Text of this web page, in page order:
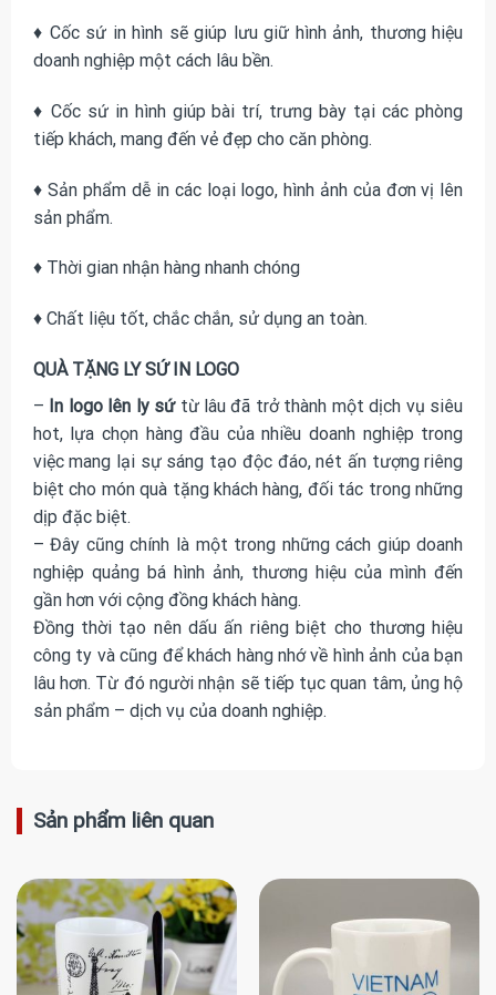
♦ Cốc sứ in hình sẽ giúp lưu giữ hình ảnh, thương hiệu
doanh nghiệp một cách lâu bền.
♦ Cốc sứ in hình giúp bài trí, trưng bày tại các phòng
tiếp khách, mang đến vẻ đẹp cho căn phòng.
♦ Sản phẩm dễ in các loại logo, hình ảnh của đơn vị lên
sản phẩm.
♦ Thời gian nhận hàng nhanh chóng
♦ Chất liệu tốt, chắc chắn, sử dụng an toàn.
QUÀ TẶNG LY SỨ IN LOGO
– In logo lên ly sứtừ lâu đã trở thành một dịch vụ siêu
hot, lựa chọn hàng đầu của nhiều doanh nghiệp trong
việc mang lại sự sáng tạo độc đáo, nét ấn tượng riêng
biệt cho món quà tặng khách hàng, đối tác trong những
dịp đặc biệt.
– Đây cũng chính là một trong những cách giúp doanh
nghiệp quảng bá hình ảnh, thương hiệu của mình đến
gần hơn với cộng đồng khách hàng.
Đồng thời tạo nên dấu ấn riêng biệt cho thương hiệu
công ty và cũng để khách hàng nhớ về hình ảnh của bạn
lâu hơn. Từ đó người nhận sẽ tiếp tục quan tâm, ủng hộ
sản phẩm – dịch vụ của doanh nghiệp.
Sản phẩm liên quan